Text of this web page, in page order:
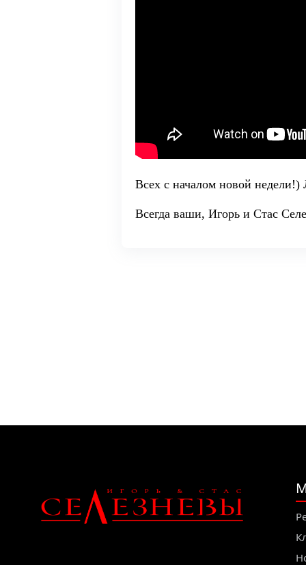
Всех с началом новой
Всегда ваши, Игорь и Стас